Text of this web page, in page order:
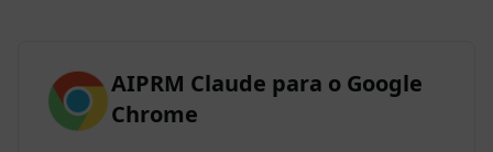
AIPRM Claude para o Google
Chrome